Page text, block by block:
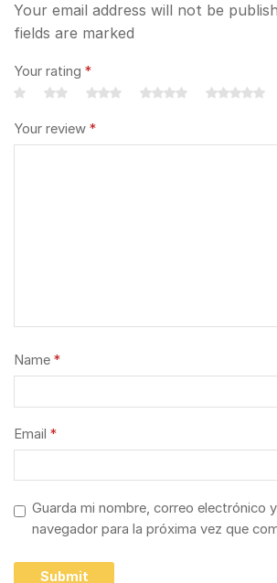
Your email address will not be
fields are marked
Your rating *
Your review *
Name *
Email *
Guarda mi nombre, correo electrónico
navegador para la próxima vez que